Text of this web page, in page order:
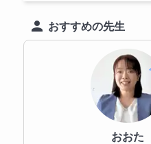
おすすめの先生
おおた